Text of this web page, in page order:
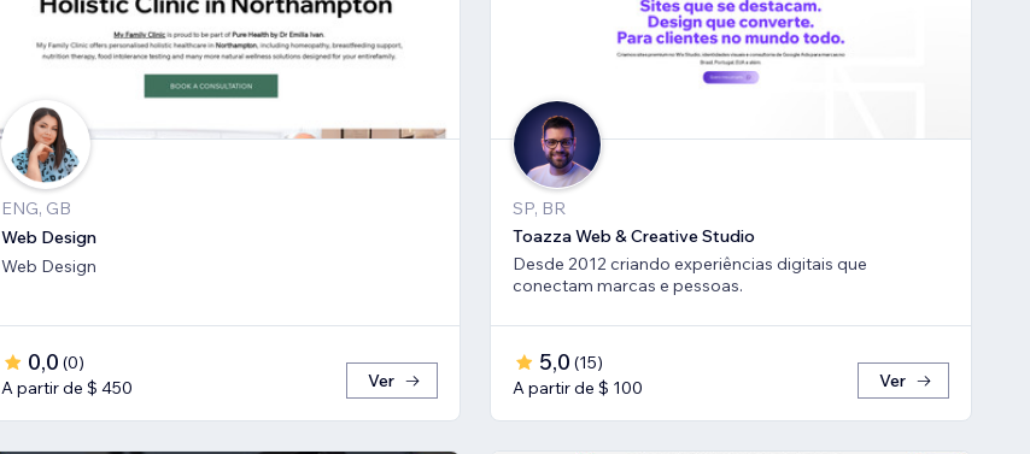
ENG, GB
Web Design
Web Design
0,0 (0)
A partir de $ 450
Ver
SP, BR
Toazza Web & Creative Studio
Desde 2012 criando experiências digitais que
conectam marcas e pessoas.
5,0 (15)
A partir de $ 100
Ver